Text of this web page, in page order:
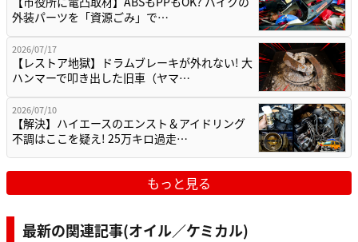
外装パーツを「資源ごみ」で…
2026/07/17
【レストア地獄】ドラムブレーキが外れない! 大
ハンマーで叩き出した旧車（ヤマ…
2026/07/10
【解決】ハイエースのエンスト＆アイドリング
不調はここを疑え! 25万キロ過走…
もっと見る
最新の関連記事(オイル／ケミカル)